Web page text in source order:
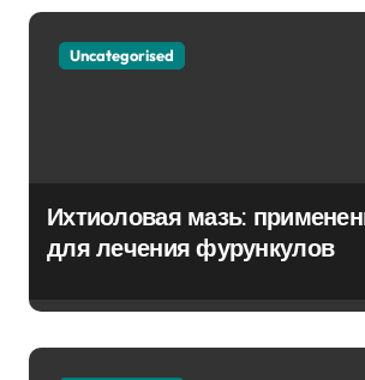
Uncategorised
Ихтиоловая мазь:
для лечения фурункулов